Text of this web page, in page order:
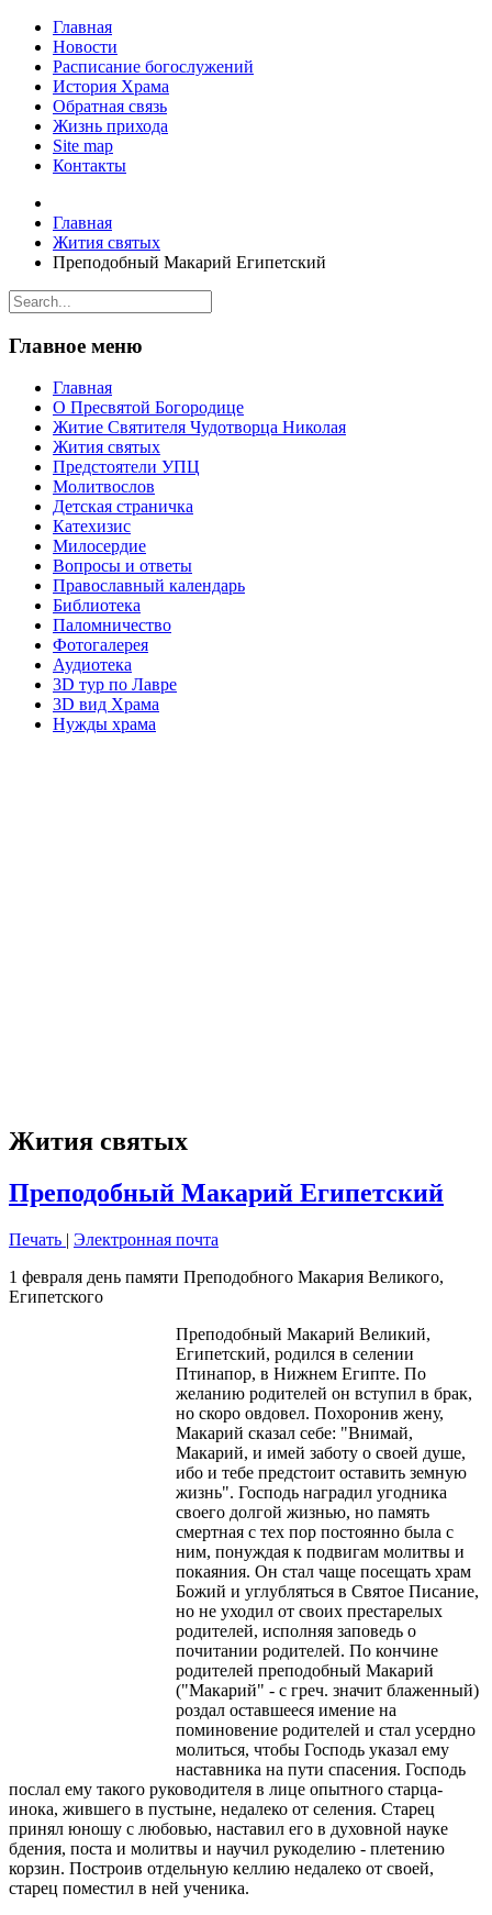
Главная
Новости
Расписание богослужений
История Храма
Обратная связь
Жизнь прихода
Site map
Контакты
Главная
Жития святых
Преподобный Макарий Египетский
Главное меню
Главная
О Пресвятой Богородице
Житие Святителя Чудотворца Николая
Жития святых
Предстоятели УПЦ
Молитвослов
Детская страничка
Катехизис
Милосердие
Вопросы и ответы
Православный календарь
Библиотека
Паломничество
Фотогалерея
Аудиотека
3D тур по Лавре
3D вид Храма
Нужды храма
Жития святых
Преподобный Макарий Египетский
Печать | Электронная почта
1 февраля день памяти Преподобного Макария Великого,
Египетского
Преподобный Макарий Великий,
Египетский, родился в селении
Птинапор, в Нижнем Египте. По
желанию родителей он вступил в брак,
но скоро овдовел. Похоронив жену,
Макарий сказал себе: "Внимай,
Макарий, и имей заботу о своей душе,
ибо и тебе предстоит оставить земную
жизнь". Господь наградил угодника
своего долгой жизнью, но память
смертная с тех пор постоянно была с
ним, понуждая к подвигам молитвы и
покаяния. Он стал чаще посещать храм
Божий и углубляться в Святое Писание,
но не уходил от своих престарелых
родителей, исполняя заповедь о
почитании родителей. По кончине
родителей преподобный Макарий
("Макарий" - с греч. значит блаженный)
роздал оставшееся имение на
поминовение родителей и стал усердно
молиться, чтобы Господь указал ему
наставника на пути спасения. Господь
послал ему такого руководителя в лице опытного старца-
инока, жившего в пустыне, недалеко от селения. Старец
принял юношу с любовью, наставил его в духовной науке
бдения, поста и молитвы и научил рукоделию - плетению
корзин. Построив отдельную келлию недалеко от своей,
старец поместил в ней ученика.